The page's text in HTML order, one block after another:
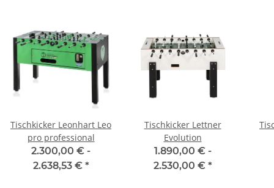
Tischkicker Leonhart Leo
pro professional
2.300,00 € -
2.638,53 € *
Tischkicker Lettner
Evolution
1.890,00 € -
2.530,00 € *